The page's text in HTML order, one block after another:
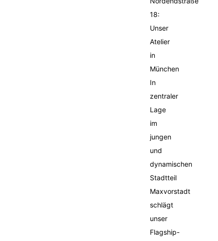
18:
Unser
Atelier
in
München
In
zentraler
Lage
im
jungen
und
dynamischen
Stadtteil
Maxvorstadt
schlägt
unser
Flagship-